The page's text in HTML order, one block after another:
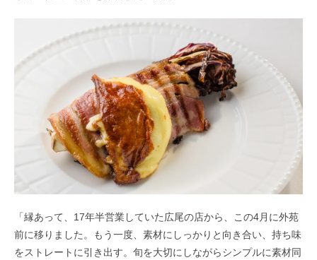
「縁あって、 17年半営業していた広尾の店から、この4月に外苑
前に移りました。もう一度、素材にしっかりと向き合い、持ち味
をストレートに引き出す。旬を大切にしながらシンプルに素材同